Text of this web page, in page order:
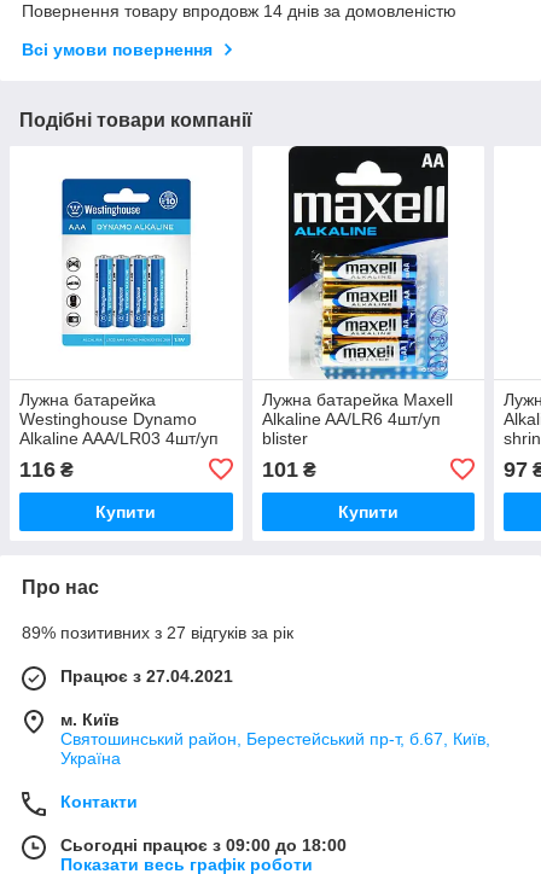
Повернення товару впродовж 14 днів за домовленістю
Всі умови повернення
Подібні товари компанії
Лужна батарейка
Westinghouse Dynamo
Alkaline AAA/LR03 4шт/уп
116 ₴
Купити
Лужна батарейка Maxell
Alkaline AA/LR6 4шт/уп
blister
101₴
Купити
97
Про нас
89% позитивних з 27 відгуків за рік
Працює з 27.04.2021
м. Київ
Святошинський район, Берестейський пр-т, б.67, Київ,
Україна
Контакти
Сьогодні працює з 09:00 до 18:00
Показати весь графік роботи